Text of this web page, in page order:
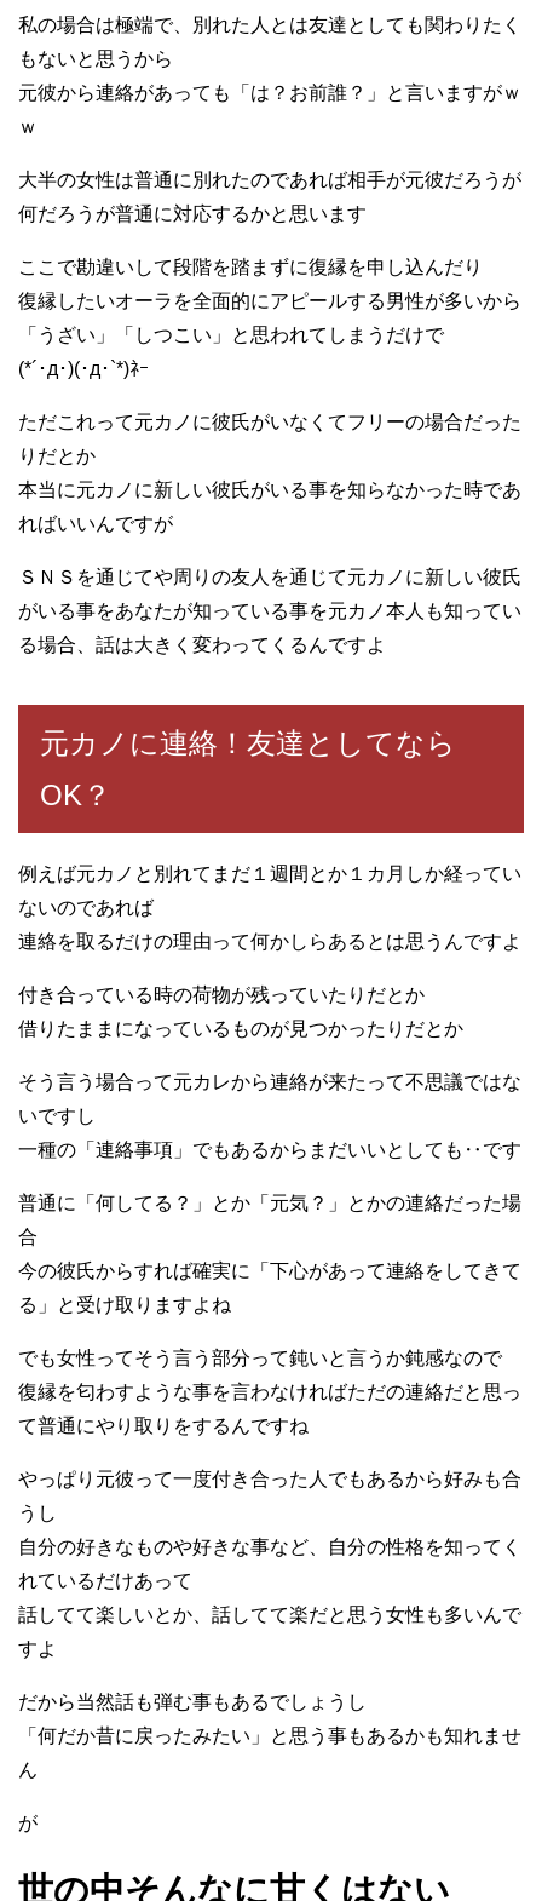
私の場合は極端で、別れた人とは友達としても関わりたく
もないと思うから
元彼から連絡があっても「は？お前誰？」と言いますがｗ
ｗ
大半の女性は普通に別れたのであれば相手が元彼だろうが
何だろうが普通に対応するかと思います
ここで勘違いして段階を踏まずに復縁を申し込んだり
復縁したいオーラを全面的にアピールする男性が多いから
「うざい」「しつこい」と思われてしまうだけで
(*´･д･)(･д･`*)ﾈｰ
ただこれって元カノに彼氏がいなくてフリーの場合だった
りだとか
本当に元カノに新しい彼氏がいる事を知らなかった時であ
ればいいんですが
ＳＮＳを通じてや周りの友人を通じて元カノに新しい彼氏
がいる事をあなたが知っている事を元カノ本人も知ってい
る場合、話は大きく変わってくるんですよ
元カノに連絡！友達としてなら
OK？
例えば元カノと別れてまだ１週間とか１カ月しか経ってい
ないのであれば
連絡を取るだけの理由って何かしらあるとは思うんですよ
付き合っている時の荷物が残っていたりだとか
借りたままになっているものが見つかったりだとか
そう言う場合って元カレから連絡が来たって不思議ではな
いですし
一種の「連絡事項」でもあるからまだいいとしても‥です
普通に「何してる？」とか「元気？」とかの連絡だった場
合
今の彼氏からすれば確実に「下心があって連絡をしてきて
る」と受け取りますよね
でも女性ってそう言う部分って鈍いと言うか鈍感なので
復縁を匂わすような事を言わなければただの連絡だと思っ
て普通にやり取りをするんですね
やっぱり元彼って一度付き合った人でもあるから好みも合
うし
自分の好きなものや好きな事など、自分の性格を知ってく
れているだけあって
話してて楽しいとか、話してて楽だと思う女性も多いんで
すよ
だから当然話も弾む事もあるでしょうし
「何だか昔に戻ったみたい」と思う事もあるかも知れませ
ん
が
世の中そんなに甘くはない